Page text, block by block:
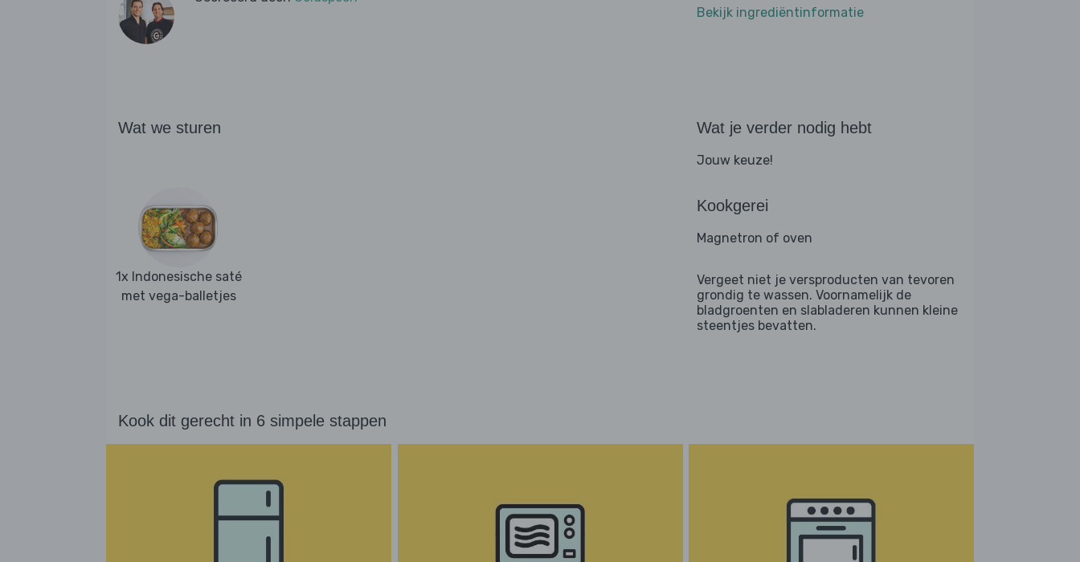
Bekijk ingrediëntinformatie
Wat we sturen
1x Indonesische saté
met vega-balletjes
Wat je verder nodig hebt
Jouw keuze!
Kookgerei
Magnetron of oven
Vergeet niet je versproducten van tevoren
grondig te wassen. Voornamelijk de
bladgroenten en slabladeren kunnen kleine
steentjes bevatten.
Kook dit gerecht in 6 simpele stappen